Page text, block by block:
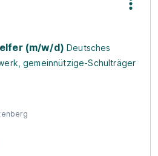
(m/w/d) Deutsches
gemeinnützige-Schulträger